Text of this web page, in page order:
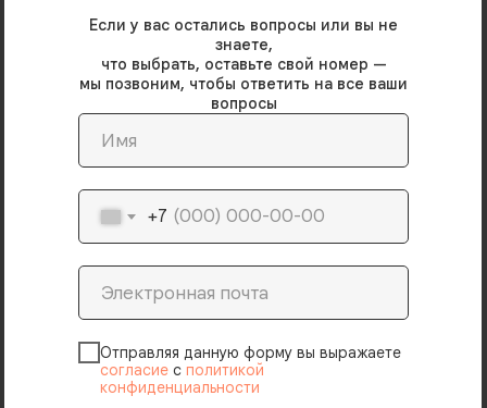
+7
Отправляя данную форму вы выражаете
согласие с политикой
конфиденциальности
Если у вас остались вопросы или вы не
знаете,
что выбрать, оставьте свой номер —
мы позвоним, чтобы ответить на все ваши
вопросы